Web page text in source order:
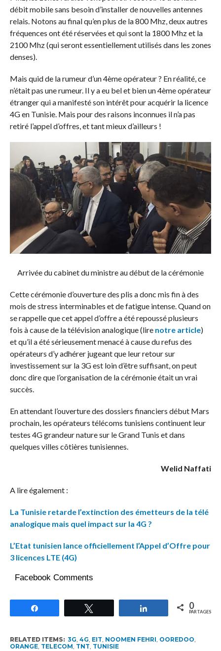
débit mobile sans besoin d’installer de nouvelles antennes
relais. Notons au final qu’en plus de la 800 Mhz, deux autres
fréquences ont été réservées et qui sont la 1800 Mhz et la
2100 Mhz (qui seront essentiellement utilisés dans les zones
denses).
Mais quid de la rumeur d’un 4ème opérateur ? En réalité, ce
n’était pas une rumeur. Il y a eu bel et bien un 4ème opérateur
étranger qui a manifesté son intérêt pour acquérir la licence
4G en Tunisie. Mais pour des raisons inconnues il n’a pas
retiré l’appel d’offres, et tant mieux d’ailleurs !
Arrivée du cabinet du ministre au début de la cérémonie
Cette cérémonie d’ouverture des plis a donc mis fin à des
mois de stress interminables et de fatigue intense. Quand on
se rappelle que cet appel d’offre a été repoussé plusieurs
fois à cause de la télévision analogique (lire notre article)
et qu’il a été sérieusement menacé à cause du refus des
opérateurs d’y adhérer jugeant que leur retour sur
investissement sur la 3G est loin d’être suffisant, on peut
donc dire que l’organisation de la cérémonie était un vrai
succès.
En attendant l’ouverture des dossiers financiers début Mars
prochain, les opérateurs télécoms tunisiens continuent leur
testes 4G grandeur nature sur le Grand Tunis et dans
quelques villes côtières tunisiennes.
Welid Naffati
A lire également :
La Tunisie retarde l’extinction des émetteurs de la télé
analogique mais quel impact sur la 4G ?
L’Etat tunisien lance officiellement l’Appel d’Offre pour
3 licences LTE (4G)
Facebook Comments
Partagez 0
PARTAGES
RELATED ITEMS: 3G, 4G, EIT, NOOMEN FEHRI, OOREDOO,
ORANGE, TELECOM, TNT, TUNISIE